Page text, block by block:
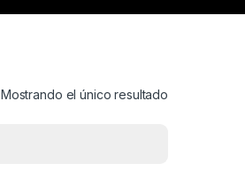
Mostrando el único resultado